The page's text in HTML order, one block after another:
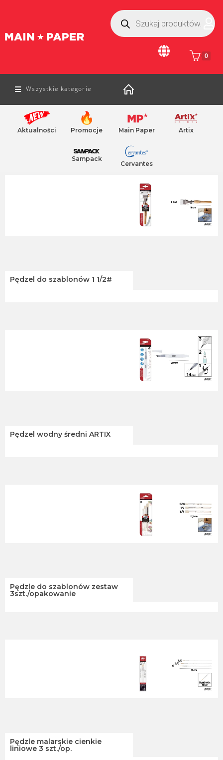
0
Wszystkie kategorie
Aktualności Promocje Main Paper Artix
Sampack
Cervantes
/ pedzle
Pędzel do szablonów 1 1/2#
Pędzel wodny średni ARTIX
Pędzle do szablonów zestaw
3szt./opakowanie
Pędzle malarskie cienkie
liniowe 3 szt./op.